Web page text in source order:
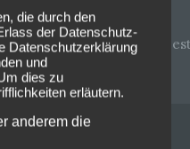
Rauhbein @Schlosshof
die durch den
der Datenschutz-
Datenschutzerklärung
und
dies zu
erläutern.
anderem die